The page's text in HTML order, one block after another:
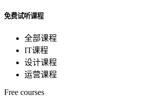
免费试听课程
全部课程
IT课程
设计课程
运营课程
Free courses